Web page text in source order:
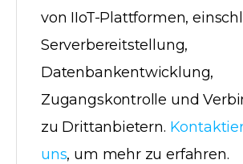
von IIoT-Plattformen,
Serverbereitstellung,
Datenbankentwicklung,
Zugangskontrolle und
zu Drittanbietern.
uns, um mehr zu erfahren.